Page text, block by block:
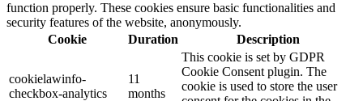
function properly. These cookies ensure basic functionalities and
security features of the website, anonymously.
Cookie
Duration Description
cookielawinfo-
checkbox-analytics
11
months
This cookie is set by GDPR
Cookie Consent plugin. The
cookie is used to store the user